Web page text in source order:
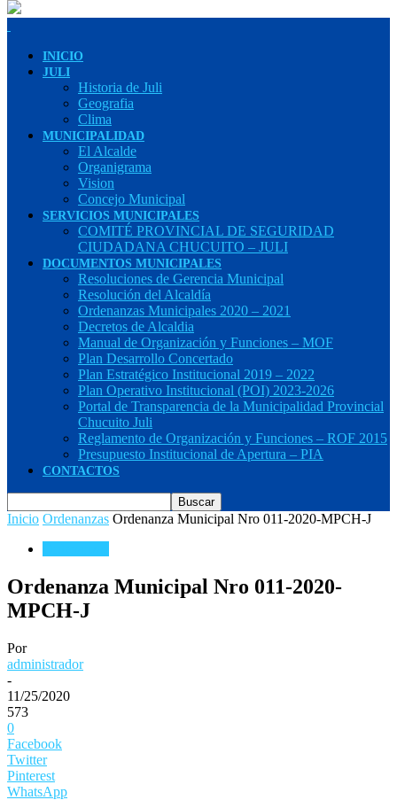
INICIO
JULI
Historia de Juli
Geografia
Clima
MUNICIPALIDAD
El Alcalde
Organigrama
Vision
Concejo Municipal
SERVICIOS MUNICIPALES
COMITÉ PROVINCIAL DE SEGURIDAD
CIUDADANA CHUCUITO – JULI
DOCUMENTOS MUNICIPALES
Resoluciones de Gerencia Municipal
Resolución del Alcaldía
Ordenanzas Municipales 2020 – 2021
Decretos de Alcaldia
Manual de Organización y Funciones – MOF
Plan Desarrollo Concertado
Plan Estratégico Institucional 2019 – 2022
Plan Operativo Institucional (POI) 2023-2026
Portal de Transparencia de la Municipalidad Provincial
Chucuito Juli
Reglamento de Organización y Funciones – ROF 2015
Presupuesto Institucional de Apertura – PIA
CONTACTOS
Inicio Ordenanzas Ordenanza Municipal Nro 011-2020-MPCH-J
Ordenanza Municipal Nro 011-2020-
MPCH-J
Por
administrador
-
11/25/2020
573
0
Facebook
Twitter
Pinterest
WhatsApp